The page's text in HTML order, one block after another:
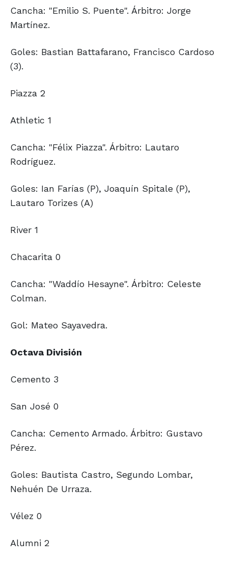
Cancha: "Emilio S. Puente". Árbitro: Jorge
Martínez.
Goles: Bastian Battafarano, Francisco Cardoso
(3).
Piazza 2
Athletic 1
Cancha: "Félix Piazza". Árbitro: Lautaro
Rodríguez.
Goles: Ian Farías (P), Joaquín Spitale (P),
Lautaro Torizes (A)
River 1
Chacarita 0
Cancha: "Waddío Hesayne". Árbitro: Celeste
Colman.
Gol: Mateo Sayavedra.
Octava División
Cemento 3
San José 0
Cancha: Cemento Armado. Árbitro: Gustavo
Pérez.
Goles: Bautista Castro, Segundo Lombar,
Nehuén De Urraza.
Vélez 0
Alumni 2